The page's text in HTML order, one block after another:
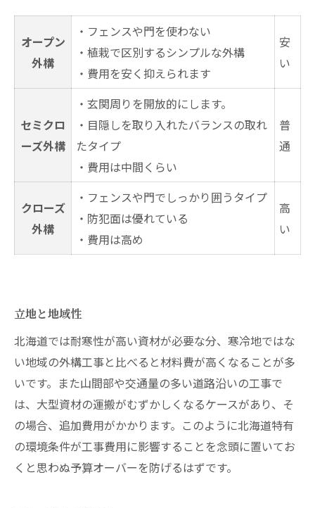
オープン
外構
・フェンスや門を使わない
・植栽で区別するシンプルな外構
・費用を安く抑えられます
安
い
セミクロ
ーズ外構
・玄関周りを開放的にします。
・目隠しを取り入れたバランスの取れ
たタイプ
・費用は中間くらい
普
通
クローズ
外構
・フェンスや門でしっかり囲うタイプ
・防犯面は優れている
・費用は高め
高
い
立地と地域性
北海道では耐寒性が高い資材が必要な分、寒冷地ではな
い地域の外構工事と比べると材料費が高くなることが多
いです。また山間部や交通量の多い道路沿いの工事で
は、大型資材の運搬がむずかしくなるケースがあり、そ
の場合、追加費用がかかります。このように北海道特有
の環境条件が工事費用に影響することを念頭に置いてお
くと思わぬ予算オーバーを防げるはずです。